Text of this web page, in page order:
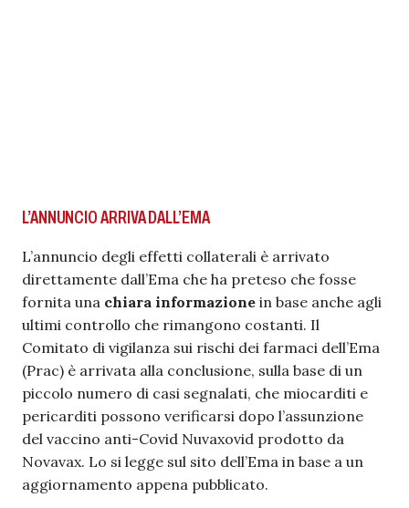
L’ANNUNCIO ARRIVA DALL’EMA
L’annuncio degli effetti collaterali è arrivato
direttamente dall’Ema che ha preteso che fosse
fornita una chiara informazione in base anche agli
ultimi controllo che rimangono costanti. Il
Comitato di vigilanza sui rischi dei farmaci dell’Ema
(Prac) è arrivata alla conclusione, sulla base di un
piccolo numero di casi segnalati, che miocarditi e
pericarditi possono verificarsi dopo l’assunzione
del vaccino anti-Covid Nuvaxovid prodotto da
Novavax. Lo si legge sul sito dell’Ema in base a un
aggiornamento appena pubblicato.